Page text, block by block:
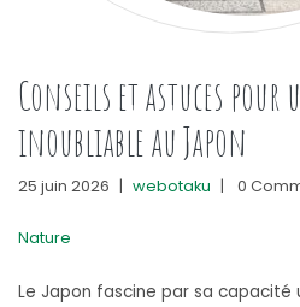
Conseils et astuces pour
inoubliable au Japon
25 juin 2026 | webotaku | 0
Nature
Le Japon fascine par sa capacité